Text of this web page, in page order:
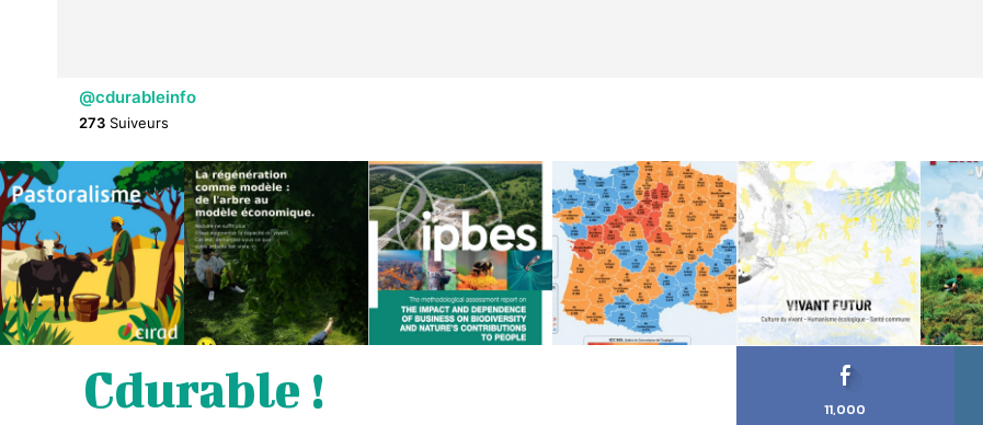
@cdurableinfo
273 Suiveurs
Cdurable !
11,000